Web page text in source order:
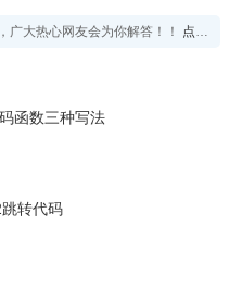
广大热心网友会为你解答！！ 点击进入论坛
函数三种写法
转代码